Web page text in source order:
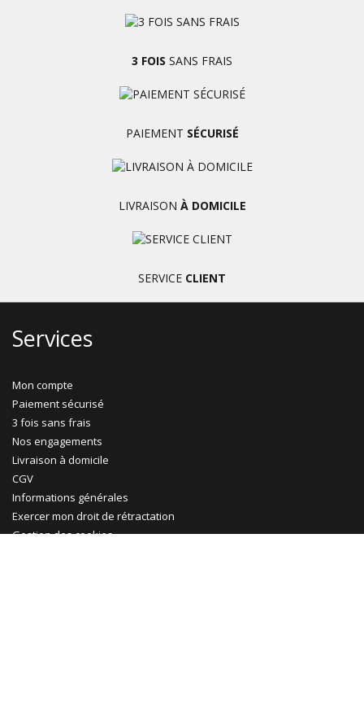
3 FOIS SANS FRAIS
PAIEMENT SÉCURISÉ
LIVRAISON À DOMICILE
SERVICE CLIENT
Services
Mon compte
Paiement sécurisé
3 fois sans frais
Nos engagements
Livraison à domicile
CGV
Informations générales
Exercer mon droit de rétractation
Gestion des cookies